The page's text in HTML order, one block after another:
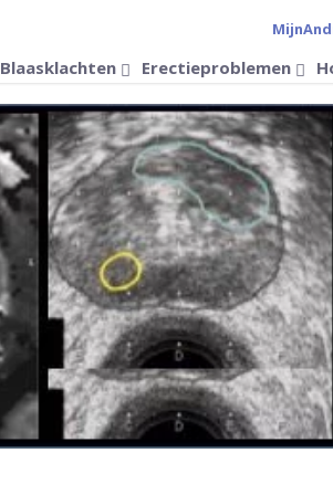
Blaasklachten Erectieproblemen